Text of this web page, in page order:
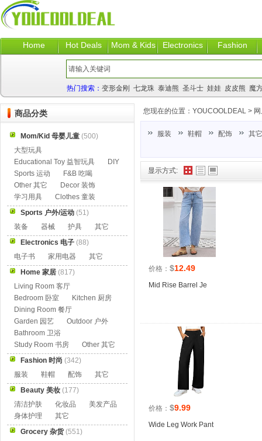
Home Hot Deals Mom & Kids Electronics Fashion
热门搜索： 变形金刚 七龙珠 泰迪熊 圣斗士 娃娃 皮皮熊 魔
显示方式:
价格： $12.49
Mid Rise Barrel Je
价格： $9.99
Wide Leg Work Pant
您现在的位置： YOUCOOLDEAL >
服装 鞋帽 配饰 其它
商品分类
Mom/Kid 母婴儿童 (500)
大型玩具
Educational Toy 益智玩具
DIY
Sports 运动
F&B 吃喝
Other 其它
Decor 装饰
学习用具
Clothes 童装
Sports 户外/运动 (51)
装备
器械 护具
其它
Electronics 电子 (88)
电子书
家用电器
其它
Home 家居 (817)
Living Room 客厅
Bedroom 卧室
Kitchen 厨房
Dining Room 餐厅
Garden 园艺
Outdoor 户外
Bathroom 卫浴
Study Room 书房
Other 其它
Fashion 时尚 (342)
服装
鞋帽 配饰
其它
Beauty 美妆 (177)
清洁护肤
化妆品
美发产品
身体护理
其它
Grocery 杂货(551)